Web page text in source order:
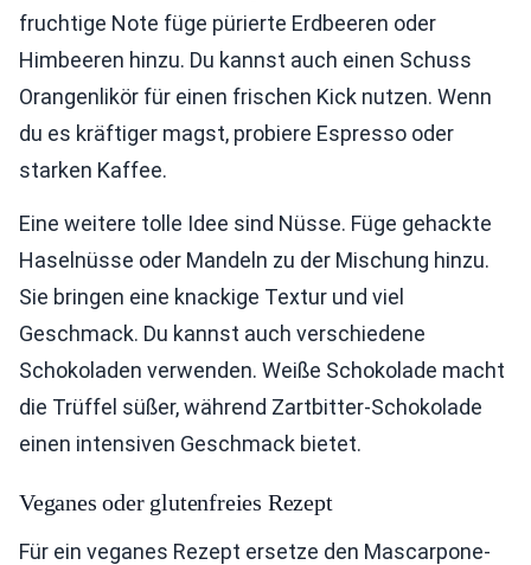
fruchtige Note füge pürierte Erdbeeren oder
Himbeeren hinzu. Du kannst auch einen Schuss
Orangenlikör für einen frischen Kick nutzen. Wenn
du es kräftiger magst, probiere Espresso oder
starken Kaffee.
Eine weitere tolle Idee sind Nüsse. Füge gehackte
Haselnüsse oder Mandeln zu der Mischung hinzu.
Sie bringen eine knackige Textur und viel
Geschmack. Du kannst auch verschiedene
Schokoladen verwenden. Weiße Schokolade macht
die Trüffel süßer, während Zartbitter-Schokolade
einen intensiven Geschmack bietet.
Veganes oder glutenfreies Rezept
Für ein veganes Rezept ersetze den Mascarpone-